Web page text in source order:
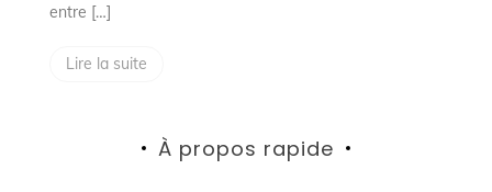
entre […]
Lire la suite
À propos rapide